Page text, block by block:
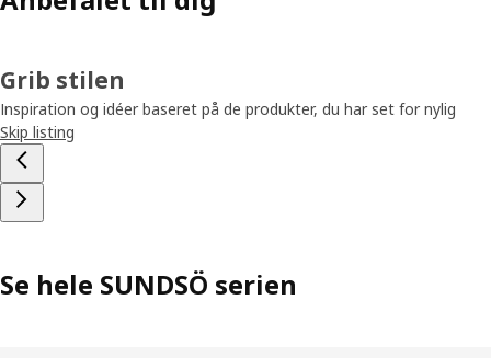
Grib stilen
Inspiration og idéer baseret på de produkter, du har set for nylig
Skip listing
Se hele SUNDSÖ serien